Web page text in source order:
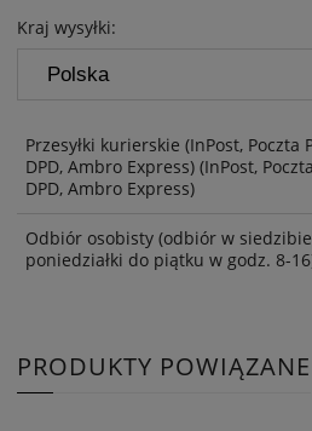
Kraj wysyłki:
Przesyłki kurierskie (InPost, Poczta
DPD, Ambro Express) (InPost,
DPD, Ambro Express)
Odbiór osobisty (odbiór w
poniedziałki do piątku w godz. 8-
PRODUKTY POWIĄZANE